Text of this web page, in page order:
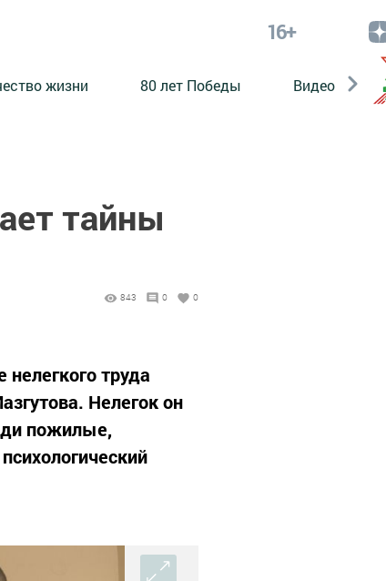
16+
жизни 80 лет Победы Видео
тайны
843 0 0
труда
Нелегок он
пожилые,